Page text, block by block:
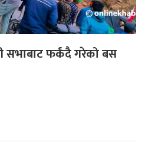
सभाबाट फर्कंदै गरेको बस